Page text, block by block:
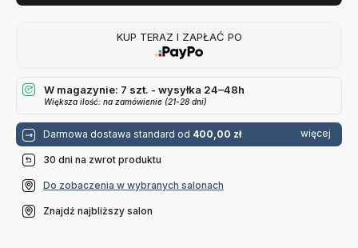
KUP TERAZ I ZAPŁAĆ PO
W magazynie: 7 szt. - wysyłka 24–48h
Większa ilość: na zamówienie (21-28 dni)
Darmowa dostawa standard od 400,00 zł więcej
30 dni na zwrot produktu
Do zobaczenia w wybranych salonach
Znajdź najbliższy salon